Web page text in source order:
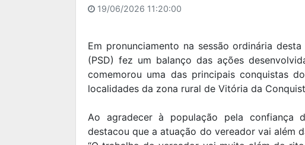
19/06/2026 11:20:00
Em pronunciamento na sessão ordinária
(PSD) fez um balanço das ações
comemorou uma das principais conquistas
localidades da zona rural de Vitória da
Ao agradecer à população pela confiança
destacou que a atuação do vereador vai além